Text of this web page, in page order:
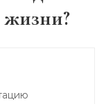
жизни?